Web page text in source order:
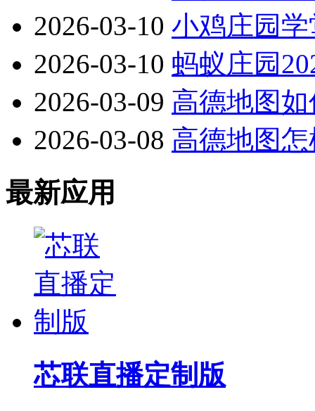
2026-03-10 小鸡庄园学
2026-03-10 蚂蚁庄园
2026-03-09 高德地图
2026-03-08 高德地图
最新应用
芯联直播定制版